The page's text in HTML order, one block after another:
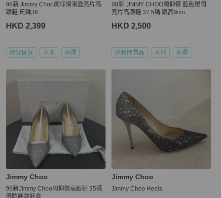
98新 Jimmy Choo周仰傑漸變亮片高
跟鞋 尺碼36
HKD 2,399
狀況良好 本地 免運
98新 JIMMY CHOO周仰傑 藍色爆閃
亮片高跟鞋 37.5碼 跟高9cm
HKD 2,500
近新閒置品 本地 免運
Jimmy Choo
99新Jimmy Choo周仰傑高跟鞋 35碼
帶防塵袋鞋盒
Jimmy Choo
Jimmy Choo Heels